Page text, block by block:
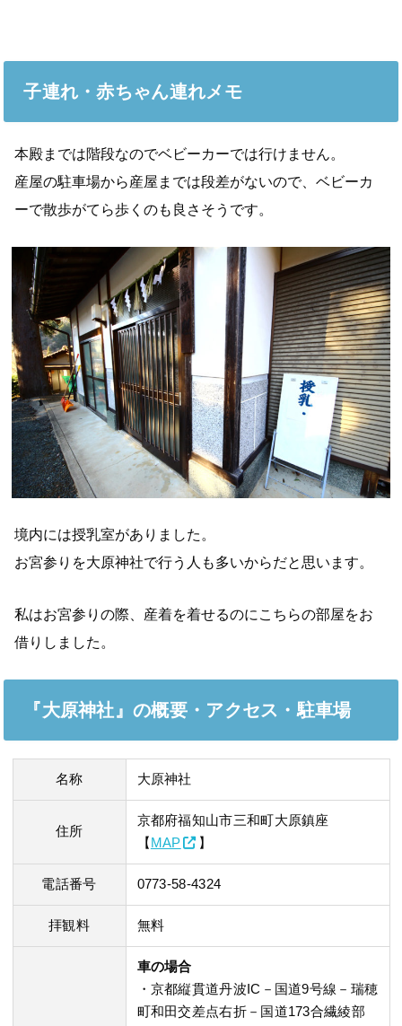
子連れ・赤ちゃん連れメモ
本殿までは階段なのでベビーカーでは行けません。
産屋の駐車場から産屋までは段差がないので、ベビーカ
ーで散歩がてら歩くのも良さそうです。
境内には授乳室がありました。
お宮参りを大原神社で行う人も多いからだと思います。
私はお宮参りの際、産着を着せるのにこちらの部屋をお
借りしました。
『大原神社』の概要・アクセス・駐車場
名称 大原神社
住所
京都府福知山市三和町大原鎮座
【 MAP 】
電話番号 0773-58-4324
拝観料 無料
車の場合
・京都縦貫道丹波IC－国道9号線－瑞穂
町和田交差点右折－国道173合繊綾部